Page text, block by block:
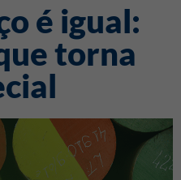
é igual:
torna